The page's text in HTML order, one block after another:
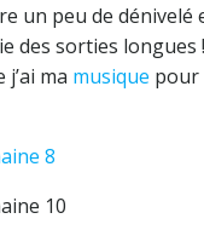
un peu de
des sorties longues !
ma musique pour
8
10